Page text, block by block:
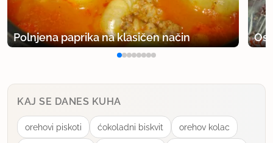
Polnjena paprika na klasičen način
KAJ SE DANES KUHA
orehovi piskoti ćokoladni biskvit orehov kolac